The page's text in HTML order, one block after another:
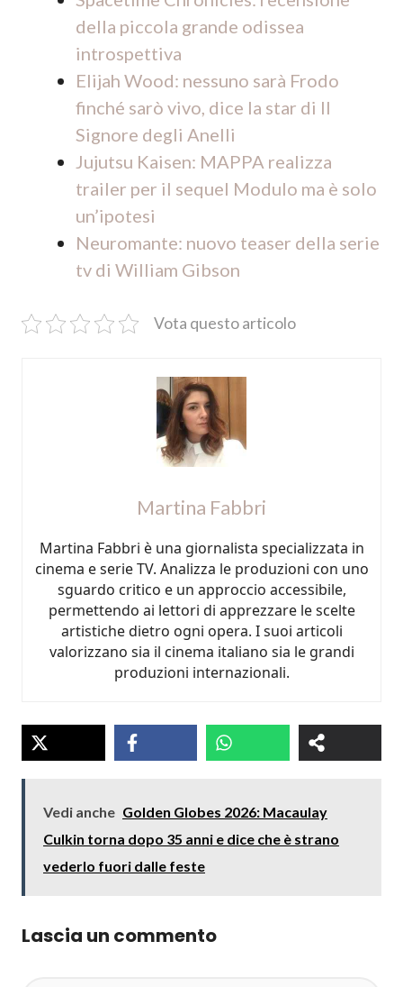
della piccola grande odissea
introspettiva
Elijah Wood: nessuno sarà Frodo
finché sarò vivo, dice la star di Il
Signore degli Anelli
Jujutsu Kaisen: MAPPA realizza
trailer per il sequel Modulo ma è solo
un’ipotesi
Neuromante: nuovo teaser della serie
tv di William Gibson
Vota questo articolo
Martina Fabbri
Martina Fabbri è una giornalista specializzata in
cinema e serie TV. Analizza le produzioni con uno
sguardo critico e un approccio accessibile,
permettendo ai lettori di apprezzare le scelte
artistiche dietro ogni opera. I suoi articoli
valorizzano sia il cinema italiano sia le grandi
produzioni internazionali.
Vedi anche Golden Globes 2026: Macaulay
Culkin torna dopo 35 anni e dice che è strano
vederlo fuori dalle feste
Lascia un commento